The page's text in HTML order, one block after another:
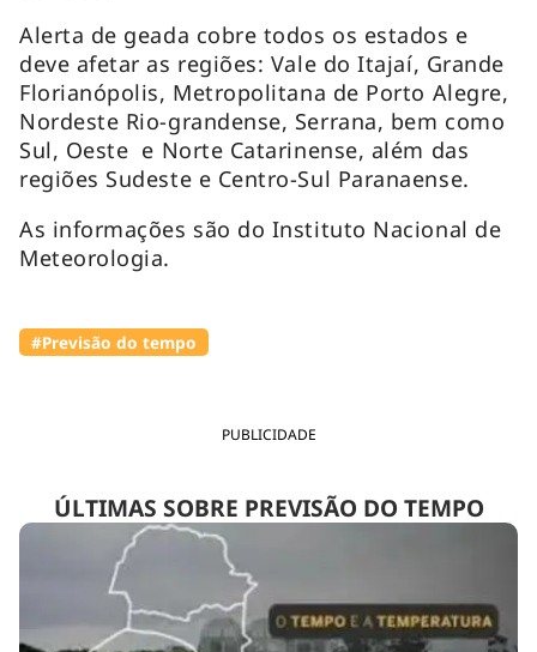
PUBLICIDADE
ÚLTIMAS SOBRE PREVISÃO DO TEMPO
Alerta de geada cobre todos os estados e
deve afetar as regiões: Vale do Itajaí, Grande
Florianópolis, Metropolitana de Porto Alegre,
Nordeste Rio-grandense, Serrana, bem como
Sul, Oeste e Norte Catarinense, além das
regiões Sudeste e Centro-Sul Paranaense.
As informações são do Instituto Nacional de
Meteorologia.
#Previsão do tempo